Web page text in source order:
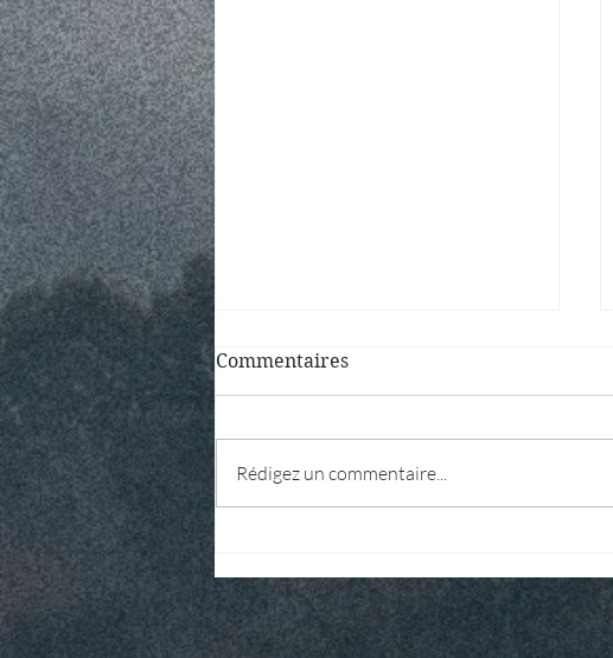
Commentaires
Rédigez un commentaire...